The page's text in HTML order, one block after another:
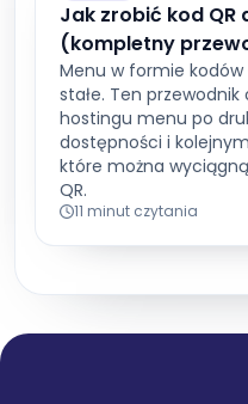
Jak zrobić kod
(kompletny
Menu w formie
stałe. Ten
hostingu menu po
dostępności i
które można
QR.
11 minut czytania